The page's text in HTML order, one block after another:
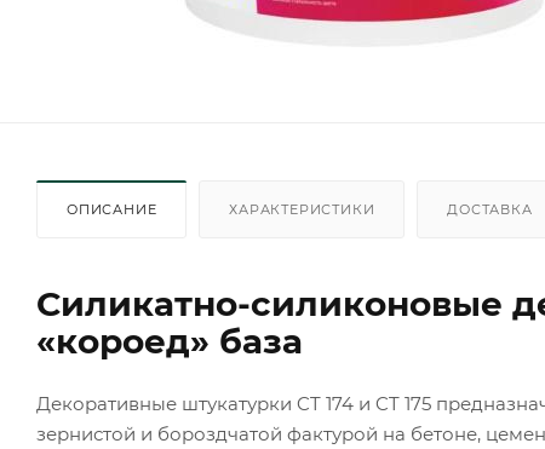
ОПИСАНИЕ ХАРАКТЕРИСТИКИ ДОСТАВКА
Силикатно-силиконовые
«короед» база
Декоративные штукатурки CT 174 и CT 175
зернистой и бороздчатой фактурой на бетоне,